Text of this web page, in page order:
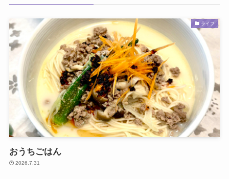
ライフ
おうちごはん
2026.7.31